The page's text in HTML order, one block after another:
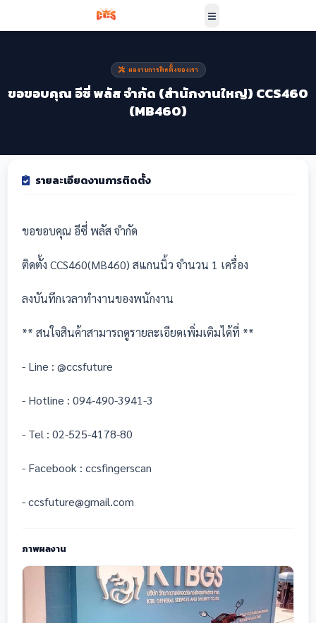
ผลงานการติดตั้งของเรา
ขอขอบคุณ อีซี่ พลัส จำกัด (สำนักงานใหญ่) CCS460
(MB460)
รายละเอียดงานการติดตั้ง
ขอขอบคุณ อีซี่ พลัส จำกัด
ติดตั้ง CCS460(MB460) สแกนนิ้ว จำนวน 1 เครื่อง
ลงบันทึกเวลาทำงานของพนักงาน
** สนใจสินค้าสามารถดูรายละเอียดเพิ่มเติมได้ที่ **
- Line : @ccsfuture
- Hotline : 094-490-3941-3
- Tel : 02-525-4178-80
- Facebook : ccsfingerscan
- ccsfuture@gmail.com
ภาพผลงาน